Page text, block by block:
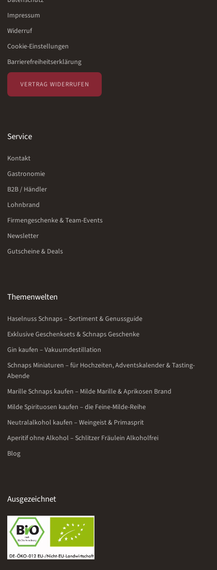
Impressum
Widerruf
Cookie-Einstellungen
Barrierefreiheitserklärung
VERTRAG WIDERRUFEN
Service
Kontakt
Gastronomie
B2B / Händler
Lohnbrand
Firmengeschenke & Team-Events
Newsletter
Gutscheine & Deals
Themenwelten
Haselnuss Schnaps – Sortiment & Genussguide
Exklusive Geschenksets & Schnaps Geschenke
Gin kaufen – Vakuumdestillation
Schnaps Miniaturen – für Hochzeiten, Adventskalender & Tasting-
Abende
Marille Schnaps kaufen – Milde Marille & Aprikosen Brand
Milde Spirituosen kaufen – die Feine-Milde-Reihe
Neutralalkohol kaufen – Weingeist & Primasprit
Aperitif ohne Alkohol – Schlitzer Fräulein Alkoholfrei
Blog
Ausgezeichnet